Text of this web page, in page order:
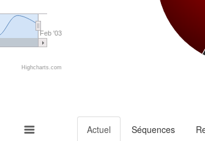
Feb '03
Highcharts.com
Actuel Séquences